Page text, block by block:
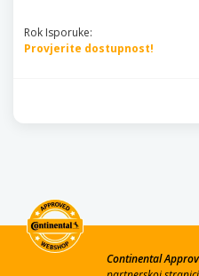
Rok Isporuke:
Provjerite dostupnost!
Continental